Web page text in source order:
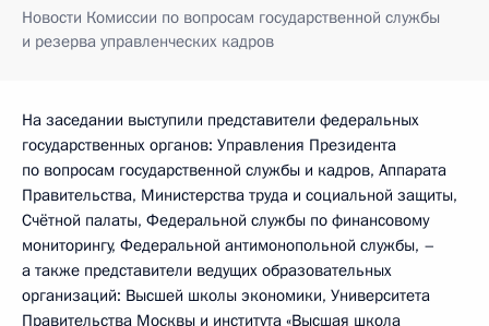
Новости Комиссии по вопросам государственной службы
и резерва управленческих кадров
На заседании выступили представители федеральных
государственных органов: Управления Президента
по вопросам государственной службы и кадров, Аппарата
Правительства, Министерства труда и социальной защиты,
Счётной палаты, Федеральной службы по финансовому
мониторингу, Федеральной антимонопольной службы, –
а также представители ведущих образовательных
организаций: Высшей школы экономики, Университета
Правительства Москвы и института «Высшая школа